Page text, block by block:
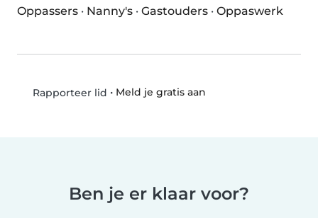
Oppassers · Nanny's · Gastouders · Oppaswerk
Rapporteer lid • Meld je gratis aan
Ben je er klaar voor?